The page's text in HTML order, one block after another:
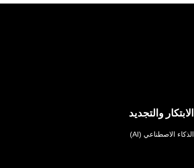
الابتكار والتجديد
الذكاء الاصطناعي (AI)